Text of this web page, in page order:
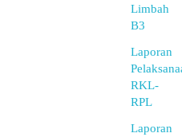
Limbah
B3
Laporan
RKL-
RPL
Laporan